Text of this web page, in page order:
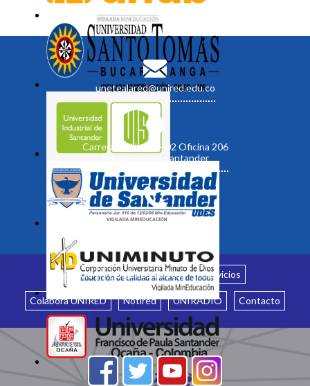
unetealared@unired.edu.co
Carrera 19 No. 35 - 02 Oficina 206
Bucaramanga, Santander
Inicio ¿Quiénes somos? Servicios
Colabora UNIRED Notired UNIRADIO Contacto